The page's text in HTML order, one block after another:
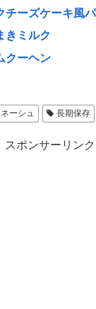
チーズケーキ風
きミルク
クーヘン
ーシュ 長期保存
スポンサーリンク